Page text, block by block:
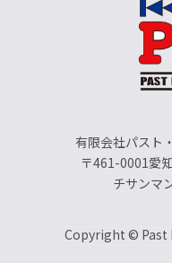
有限会社パスト
〒461-0001愛
チサンマ
Copyright © Past